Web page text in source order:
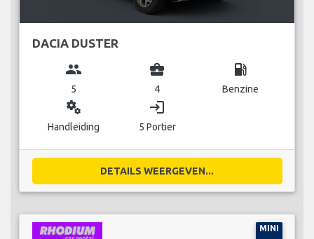
DACIA DUSTER
group
5
business_center
4
local_gas_station
Benzine
miscellaneous_services
Handleiding
login
5 Portier
DETAILS WEERGEVEN...
MINI